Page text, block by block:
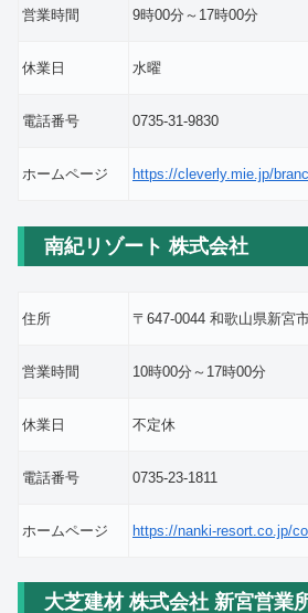
営業時間 9時00分～17時00分
休業日 水曜
電話番号 0735-31-9830
ホームページ https://cleverly.mie.jp/
南紀リゾート 株式会社
住所 〒647-0044 和歌山県新宮
営業時間 10時00分～17時00分
休業日 不定休
電話番号 0735-23-1811
ホームページ https://nanki-resort.co.jp/
大芝建材 株式会社 新宮営業